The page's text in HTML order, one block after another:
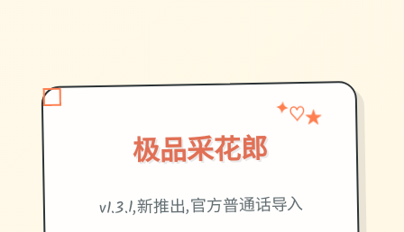
极品采花郎
✦ ♡★
v1.3.1,新推出,官方普通话导入